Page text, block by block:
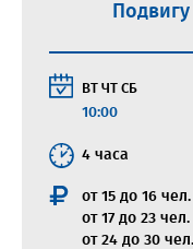
ВТ ЧТ СБ
10:00
4 часа
от 15 до 16
от 17 до 23
от 24 до 30